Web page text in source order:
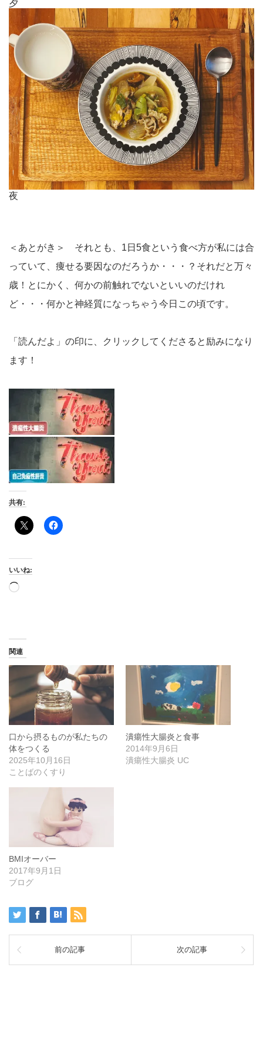
夕
夜
＜あとがき＞ それとも、1日5食という食べ方が私には合
っていて、痩せる要因なのだろうか・・・？それだと万々
歳！とにかく、何かの前触れでないといいのだけれ
ど・・・何かと神経質になっちゃう今日この頃です。
「読んだよ」の印に、クリックしてくださると励みになり
ます！
共有:
いいね:
読
関連
口から摂るものが私たちの
体をつくる
2025年10月16日
ことばのくすり
潰瘍性大腸炎と食事
2014年9月6日
潰瘍性大腸炎 UC
BMIオーバー
2017年9月1日
ブログ
前の記事 次の記事